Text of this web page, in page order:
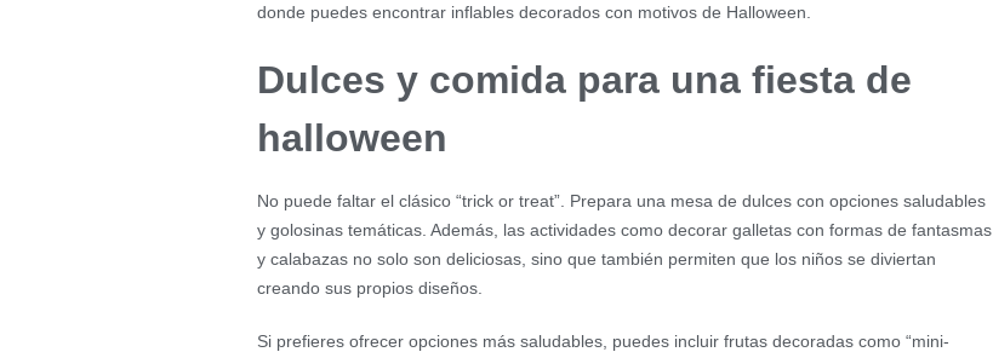
donde puedes encontrar inflables decorados con motivos de Halloween.
Dulces y comida para una fiesta de
halloween
No puede faltar el clásico “trick or treat”. Prepara una mesa de dulces con opciones saludables
y golosinas temáticas. Además, las actividades como decorar galletas con formas de fantasmas
y calabazas no solo son deliciosas, sino que también permiten que los niños se diviertan
creando sus propios diseños.
Si prefieres ofrecer opciones más saludables, puedes incluir frutas decoradas como “mini-